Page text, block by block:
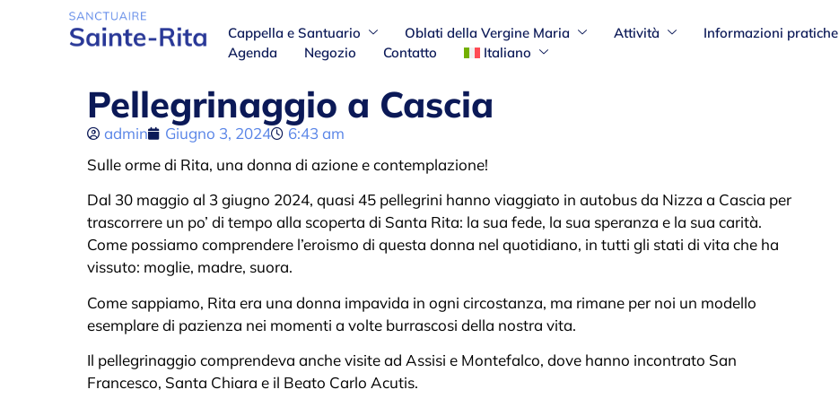
Cappella e Santuario Oblati della Vergine Maria Attività
Informazioni pratiche
Agenda
Negozio Contatto Italiano
Pellegrinaggio a Cascia
admin Giugno 3, 2024
6:43 am
Sulle orme di Rita, una donna di azione e contemplazione!
Dal 30 maggio al 3 giugno 2024, quasi 45 pellegrini hanno viaggiato in autobus da Nizza a Cascia per
trascorrere un po’ di tempo alla scoperta di Santa Rita: la sua fede, la sua speranza e la sua carità.
Come possiamo comprendere l’eroismo di questa donna nel quotidiano, in tutti gli stati di vita che ha
vissuto: moglie, madre, suora.
Come sappiamo, Rita era una donna impavida in ogni circostanza, ma rimane per noi un modello
esemplare di pazienza nei momenti a volte burrascosi della nostra vita.
Il pellegrinaggio comprendeva anche visite ad Assisi e Montefalco, dove hanno incontrato San
Francesco, Santa Chiara e il Beato Carlo Acutis.